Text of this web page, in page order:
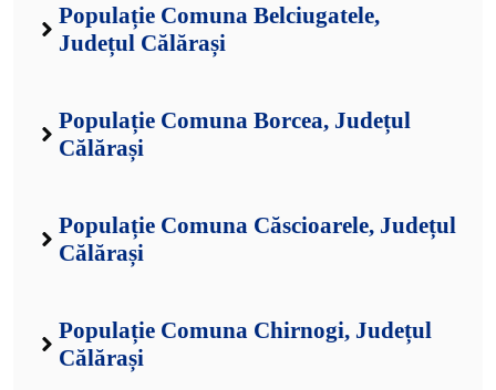
Populație Comuna Belciugatele,
Județul Călărași
Populație Comuna Borcea, Județul
Călărași
Populație Comuna Căscioarele, Județul
Călărași
Populație Comuna Chirnogi, Județul
Călărași